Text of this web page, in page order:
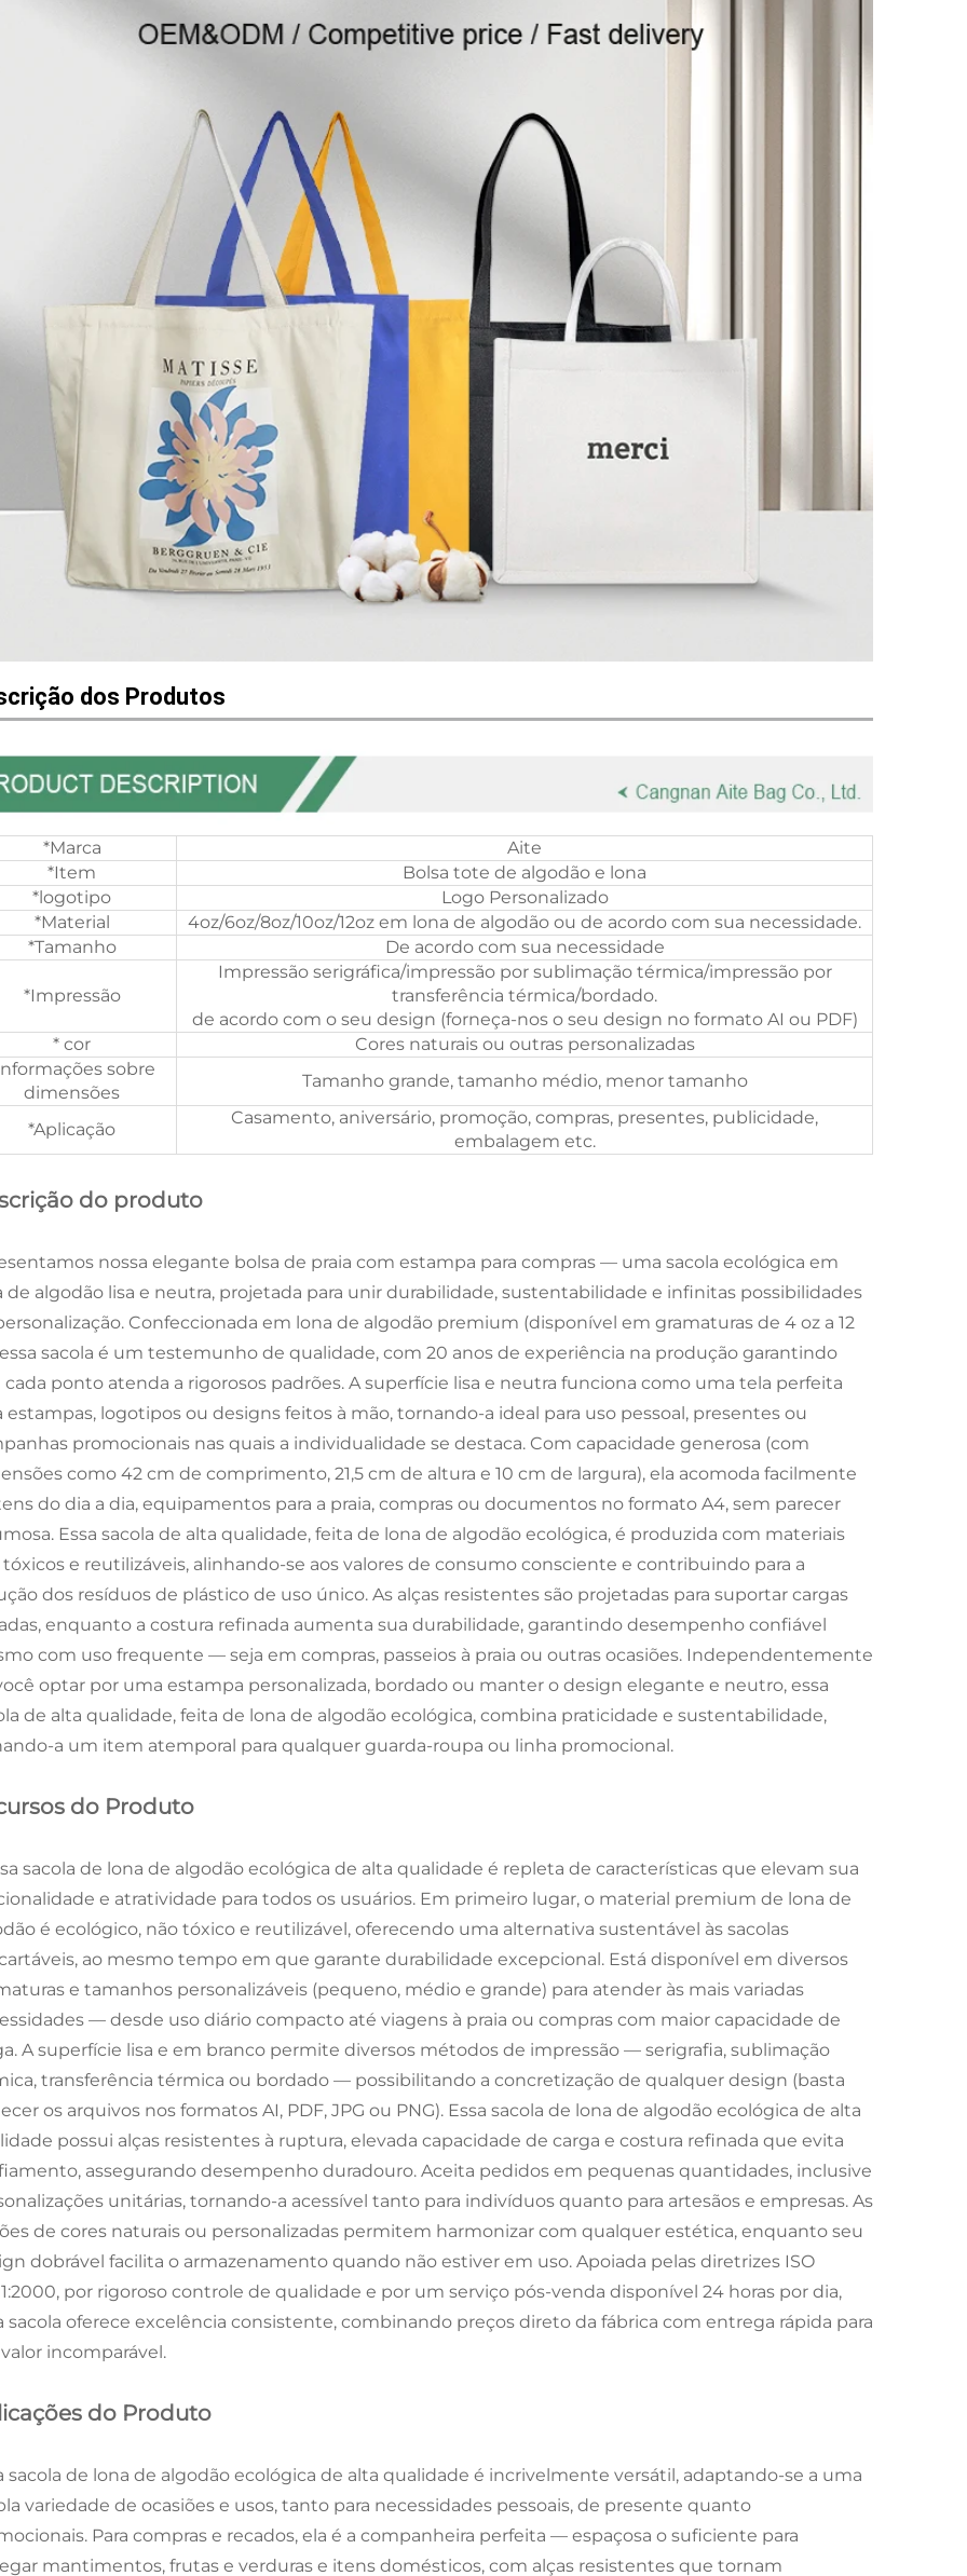
dos Produtos
*Marca
Aite
*Item
Bolsa tote de algodão e lona
*logotipo
Logo Personalizado
*Material
4oz/6oz/8oz/10oz/12oz em lona de algodão ou de acordo com sua necessidade.
*Tamanho
De acordo com sua necessidade
*Impressão
Impressão serigráfica/impressão por sublimação térmica/impressão por
transferência térmica/bordado.
de acordo com o seu design (forneça-nos o seu design no formato AI ou PDF)
* cor
Cores naturais ou outras personalizadas
sobre
dimensões
Tamanho grande, tamanho médio, menor tamanho
*Aplicação
Casamento, aniversário, promoção, compras, presentes, publicidade,
embalagem etc.
do produto
nossa elegante bolsa de praia com estampa para compras — uma sacola ecológica em
de algodão lisa e neutra, projetada para unir durabilidade, sustentabilidade e infinitas possibilidades
Confeccionada em lona de algodão premium (disponível em gramaturas de 4 oz a 12
essa sacola é um testemunho de qualidade, com 20 anos de experiência na produção garantindo
cada ponto atenda a rigorosos padrões. A superfície lisa e neutra funciona como uma tela perfeita
estampas, logotipos ou designs feitos à mão, tornando-a ideal para uso pessoal, presentes ou
promocionais nas quais a individualidade se destaca. Com capacidade generosa (com
como 42 cm de comprimento, 21,5 cm de altura e 10 cm de largura), ela acomoda facilmente
do dia a dia, equipamentos para a praia, compras ou documentos no formato A4, sem parecer
Essa sacola de alta qualidade, feita de lona de algodão ecológica, é produzida com materiais
tóxicos e reutilizáveis, alinhando-se aos valores de consumo consciente e contribuindo para a
dos resíduos de plástico de uso único. As alças resistentes são projetadas para suportar cargas
enquanto a costura refinada aumenta sua durabilidade, garantindo desempenho confiável
com uso frequente — seja em compras, passeios à praia ou outras ocasiões. Independentemente
optar por uma estampa personalizada, bordado ou manter o design elegante e neutro, essa
de alta qualidade, feita de lona de algodão ecológica, combina praticidade e sustentabilidade,
a um item atemporal para qualquer guarda-roupa ou linha promocional.
do Produto
sacola de lona de algodão ecológica de alta qualidade é repleta de características que elevam sua
e atratividade para todos os usuários. Em primeiro lugar, o material premium de lona de
é ecológico, não tóxico e reutilizável, oferecendo uma alternativa sustentável às sacolas
ao mesmo tempo em que garante durabilidade excepcional. Está disponível em diversos
e tamanhos personalizáveis (pequeno, médio e grande) para atender às mais variadas
— desde uso diário compacto até viagens à praia ou compras com maior capacidade de
A superfície lisa e em branco permite diversos métodos de impressão — serigrafia, sublimação
transferência térmica ou bordado — possibilitando a concretização de qualquer design (basta
os arquivos nos formatos AI, PDF, JPG ou PNG). Essa sacola de lona de algodão ecológica de alta
possui alças resistentes à ruptura, elevada capacidade de carga e costura refinada que evita
assegurando desempenho duradouro. Aceita pedidos em pequenas quantidades, inclusive
unitárias, tornando-a acessível tanto para indivíduos quanto para artesãos e empresas. As
de cores naturais ou personalizadas permitem harmonizar com qualquer estética, enquanto seu
dobrável facilita o armazenamento quando não estiver em uso. Apoiada pelas diretrizes ISO
por rigoroso controle de qualidade e por um serviço pós-venda disponível 24 horas por dia,
sacola oferece excelência consistente, combinando preços direto da fábrica com entrega rápida para
incomparável.
do Produto
sacola de lona de algodão ecológica de alta qualidade é incrivelmente versátil, adaptando-se a uma
variedade de ocasiões e usos, tanto para necessidades pessoais, de presente quanto
Para compras e recados, ela é a companheira perfeita — espaçosa o suficiente para
mantimentos, frutas e verduras e itens domésticos, com alças resistentes que tornam